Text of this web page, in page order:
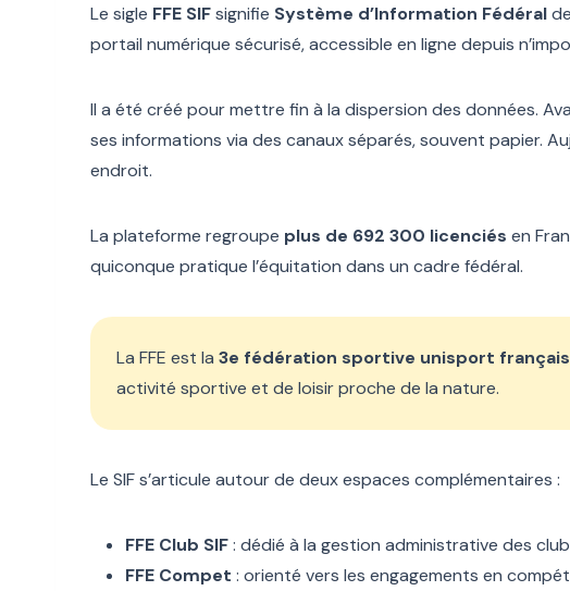
Le sigle FFE SIFsignifie Système d’Information Fédéral
portail numérique sécurisé, accessible en ligne depuis
Il a été créé pour mettre fin à la dispersion des données.
ses informations via des canaux séparés, souvent papier.
endroit.
La plateforme regroupe plus de 692 300 licenciés en
quiconque pratique l’équitation dans un cadre fédéral.
La FFE est la 3e fédération sportive unisport
activité sportive et de loisir proche de la nature.
Le SIF s’articule autour de deux espaces complémentaires :
FFE Club SIF: dédié à la gestion administrative des
FFE Compet : orienté vers les engagements en